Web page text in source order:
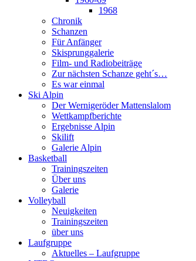
1968
Chronik
Schanzen
Für Anfänger
Skisprunggalerie
Film- und Radiobeiträge
Zur nächsten Schanze geht´s…
Es war einmal
Ski Alpin
Der Wernigeröder Mattenslalom
Wettkampfberichte
Ergebnisse Alpin
Skilift
Galerie Alpin
Basketball
Trainingszeiten
Über uns
Galerie
Volleyball
Neuigkeiten
Trainingszeiten
über uns
Laufgruppe
Aktuelles – Laufgruppe